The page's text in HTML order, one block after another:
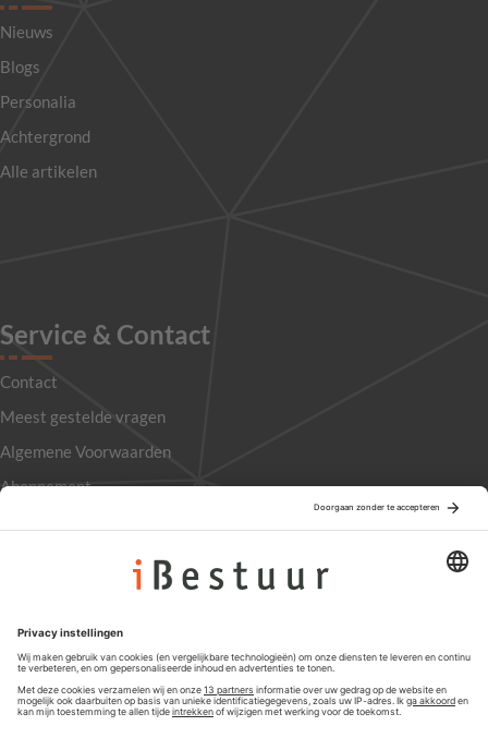
Nieuws
Blogs
Personalia
Achtergrond
Alle artikelen
Service & Contact
Contact
Meest gestelde vragen
Algemene Voorwaarden
Abonnement
Privacyinstellingen